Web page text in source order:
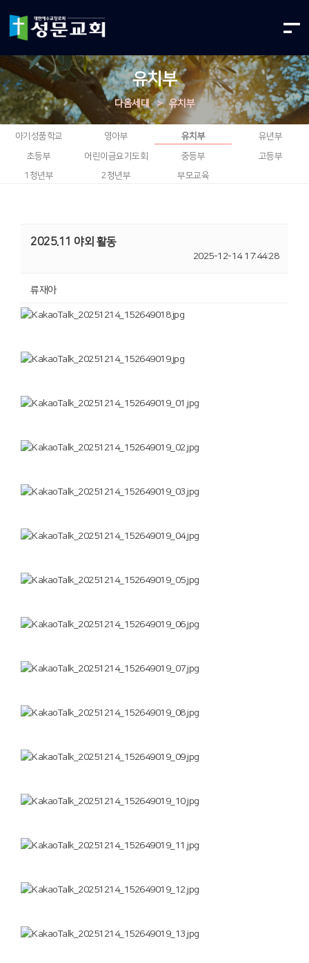
유치부
다음세대 > 유치부
아기성품학교 영아부 유치부 유년부
초등부 어린이금요기도회 중등부
고등부
1청년부
2청년부 부모교육
2025.11 야외 활동
2025-12-14 17:44:28
류재아